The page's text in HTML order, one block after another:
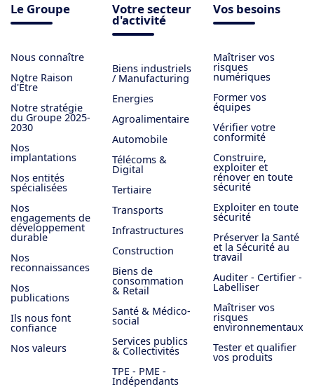
Le Groupe
Nous connaître
Notre Raison
d'Être
Notre stratégie
du Groupe 2025-
2030
Nos
implantations
Nos entités
spécialisées
Nos
engagements de
développement
durable
Nos
reconnaissances
Nos
publications
Ils nous font
confiance
Nos valeurs
Votre secteur
d'activité
Biens industriels
/ Manufacturing
Energies
Agroalimentaire
Automobile
Télécoms &
Digital
Tertiaire
Transports
Infrastructures
Construction
Biens de
consommation
& Retail
Santé & Médico-
social
Services publics
& Collectivités
TPE - PME -
Indépendants
Vos besoins
Maîtriser vos
risques
numériques
Former vos
équipes
Vérifier votre
conformité
Construire,
exploiter et
rénover en toute
sécurité
Exploiter en toute
sécurité
Préserver la Santé
et la Sécurité au
travail
Auditer - Certifier -
Labelliser
Maîtriser vos
risques
environnementaux
Tester et qualifier
vos produits